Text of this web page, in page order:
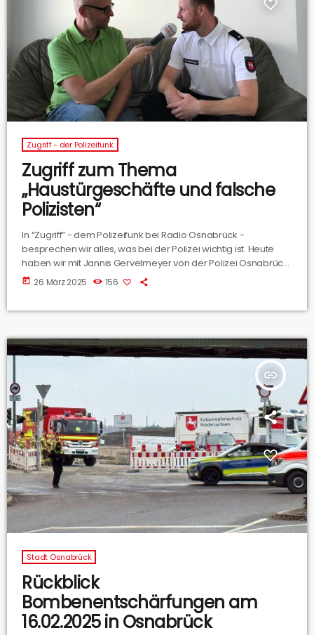
Zugriff - der Polizeifunk
Zugriff zum Thema
„Haustürgeschäfte und falsche
Polizisten“
In “Zugriff” - dem Polizeifunk bei Radio Osnabrück -
besprechen wir alles, was bei der Polizei wichtig ist. Heute
haben wir mit Jannis Gervelmeyer von der Polizei Osnabrück
über den Themenkomplex „Haustürgeschäfte und falsche
Polizisten“. Hier hört Ihr einen Zusammenschnitt der Sendung,
today 26 März 2025 156
insert_link
Stadt Osnabrück
Rückblick
Bombenentschärfungen am
16.02.2025 in Osnabrück